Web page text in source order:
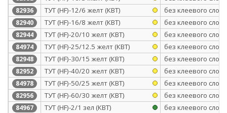
82936 ТУТ (HF)-12/6 желт (КВТ) без клеевого слоя
82940 ТУТ (HF)-16/8 желт (КВТ) без клеевого слоя
82944 ТУТ (HF)-20/10 желт (КВТ) без клеевого слоя
84974 ТУТ (HF)-25/12.5 желт (КВТ) без клеевого слоя
82948 ТУТ (HF)-30/15 желт (КВТ) без клеевого слоя
82952 ТУТ (HF)-40/20 желт (КВТ) без клеевого слоя
84978 ТУТ (HF)-50/25 желт (КВТ) без клеевого слоя
82956 ТУТ (HF)-60/30 желт (КВТ) без клеевого слоя
84967 ТУТ (HF)-2/1 зел (КВТ) без клеевого слоя